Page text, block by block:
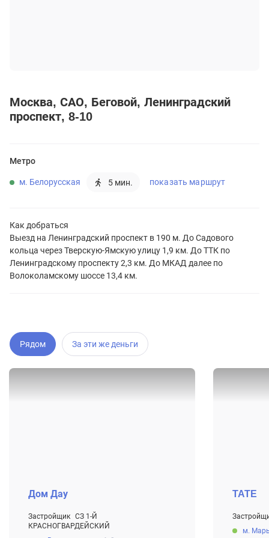
Москва САО Беговой Ленинградский
проспект, 8-10
Метро
м. Белорусская 5 мин. показать маршрут
Как добраться
Выезд на Ленинградский проспект в 190 м. До Садового
кольца через Тверскую-Ямскую улицу 1,9 км. До ТТК по
Ленинградскому проспекту 2,3 км. До МКАД далее по
Волоколамскому шоссе 13,4 км.
Рядом За эти же деньги
Дом Дау
Застройщик СЗ 1-Й
КРАСНОГВАРДЕЙСКИЙ
TATE
Строится
м.